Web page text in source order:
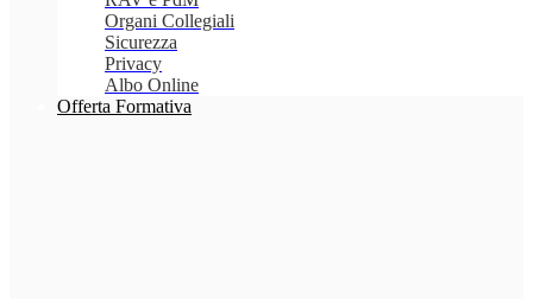
Organi Collegiali
Sicurezza
Privacy
Albo Online
Offerta Formativa